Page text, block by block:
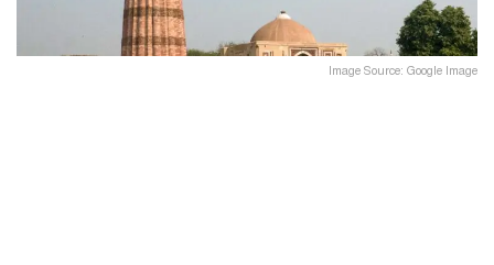
Image Source: Google Image